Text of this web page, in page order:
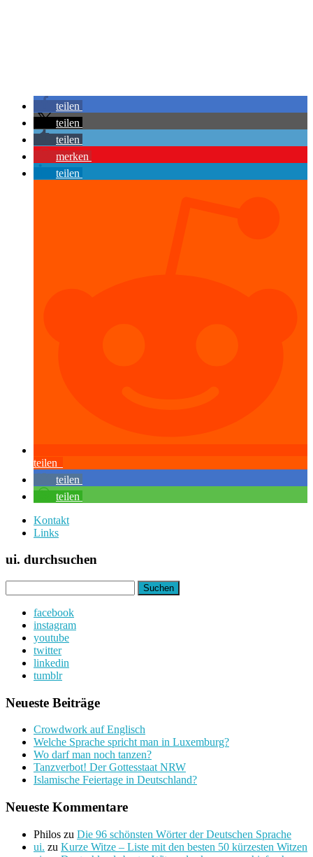
teilen
teilen
teilen
merken
teilen
teilen
teilen
teilen
Kontakt
Links
ui. durchsuchen
nach:
facebook
instagram
youtube
twitter
linkedin
tumblr
Neueste Beiträge
Crowdwork auf Englisch
Welche Sprache spricht man in Luxemburg?
Wo darf man noch tanzen?
Tanzverbot! Der Gottesstaat NRW
Islamische Feiertage in Deutschland?
Neueste Kommentare
Philos zu Die 96 schönsten Wörter der Deutschen Sprache
ui. zu Kurze Witze – Liste mit den besten 50 kürzesten Witzen